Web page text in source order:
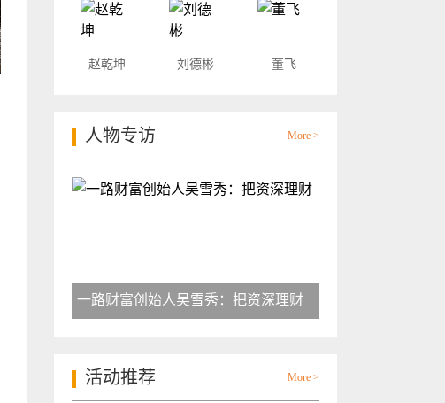
赵乾坤 刘德彬 董飞
人物专访 More >
一路财富创始人吴雪秀：把资深理财
活动推荐 More >